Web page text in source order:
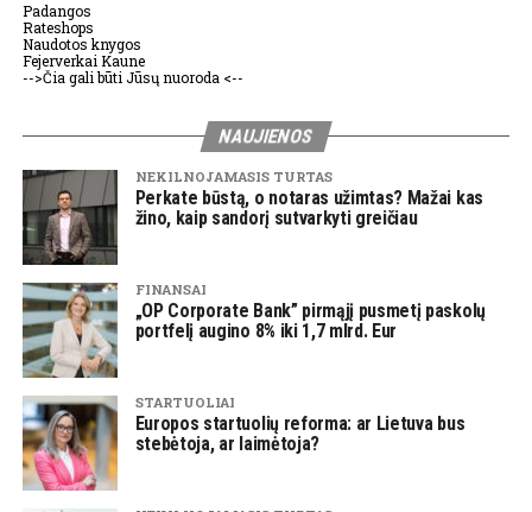
Padangos
Rateshops
Naudotos knygos
Fejerverkai Kaune
-->Čia gali būti Jūsų nuoroda <--
NAUJIENOS
NEKILNOJAMASIS TURTAS
Perkate būstą, o notaras užimtas? Mažai kas
žino, kaip sandorį sutvarkyti greičiau
FINANSAI
„OP Corporate Bank” pirmąjį pusmetį paskolų
portfelį augino 8% iki 1,7 mlrd. Eur
STARTUOLIAI
Europos startuolių reforma: ar Lietuva bus
stebėtoja, ar laimėtoja?